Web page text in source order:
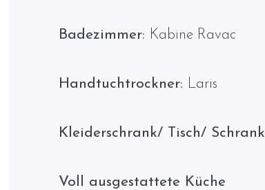
Badezimmer: Kabine Ravac
Handtuchtrockner: Laris
Kleiderschrank/ Tisch/ Schrank
Voll ausgestattete Küche